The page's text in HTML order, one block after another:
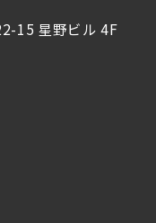
15 星野ビル 4F